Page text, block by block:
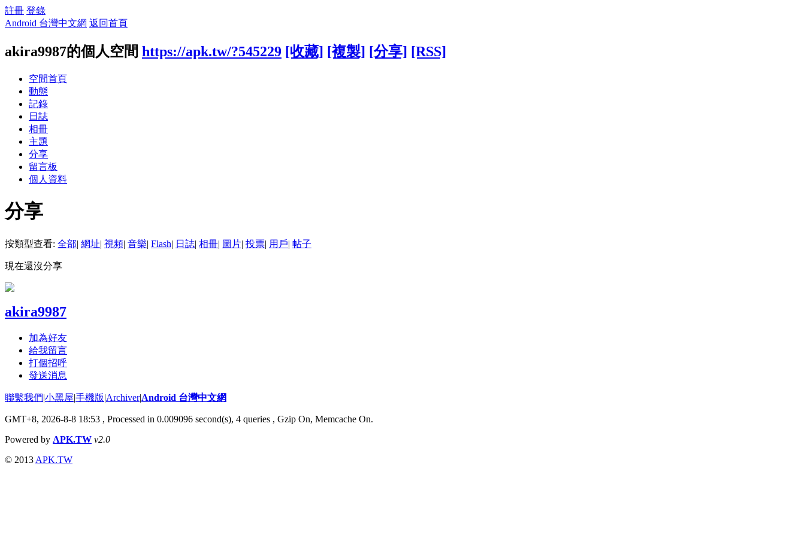
註冊 登錄
Android 台灣中文網 返回首頁
akira9987的個人空間 https://apk.tw/?545229 [收藏] [複製] [分享] [RSS]
空間首頁
動態
記錄
日誌
相冊
主題
分享
留言板
個人資料
分享
按類型查看: 全部| 網址| 視頻| 音樂| Flash| 日誌| 相冊| 圖片| 投票| 用戶| 帖子
現在還沒分享
akira9987
加為好友
給我留言
打個招呼
發送消息
聯繫我們|小黑屋|手機版|Archiver|Android 台灣中文網
GMT+8, 2026-8-8 18:53 , Processed in 0.009096 second(s), 4 queries , Gzip On, Memcache On.
Powered by APK.TW v2.0
© 2013 APK.TW